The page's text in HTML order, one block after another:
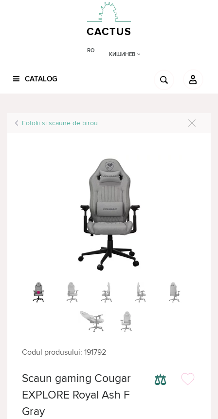
CACTUS
RO
КИШИНЕВ
CATALOG
Fotolii si scaune de birou
Codul produsului: 191792
⚖
Scaun gaming Cougar
EXPLORE Royal Ash F
Gray